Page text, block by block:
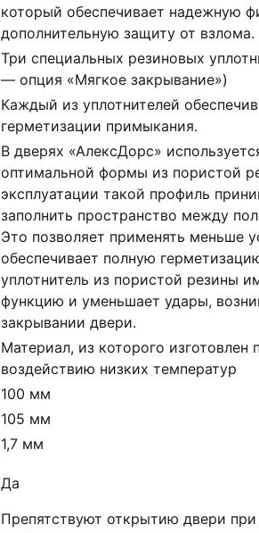
который обеспечивает надежную
дополнительную защиту от взлома.
Три специальных резиновых
— опция «Мягкое закрывание»)
Каждый из уплотнителей
герметизации примыкания.
В дверях «АлексДорс»
оптимальной формы из пористой
эксплуатации такой профиль
заполнить пространство между
Это позволяет применять меньше
обеспечивает полную
уплотнитель из пористой резины
функцию и уменьшает удары,
закрывании двери.
Материал, из которого изготовлен
воздействию низких температур
100 мм
105 мм
1,7 мм
Да
Препятствуют открытию двери при